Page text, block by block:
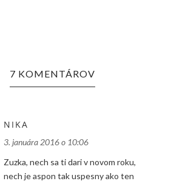
7 KOMENTÁROV
NIKA
3. januára 2016 o 10:06
Zuzka, nech sa ti dari v novom roku,
nech je aspon tak uspesny ako ten